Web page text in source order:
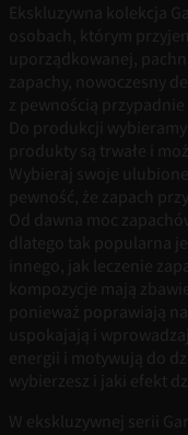
Ekskluzywna kolekcja
osobach, którym
uporządkowanej,
zapachy, nowoczesny
z pewnością przypadnie
Do produkcji
produkty są trwałe i
Wybieraj swoje
pewność, że zapach
Od dawna moc
dlatego tak popularna
innego, jak leczenie
kompozycje mają
ponieważ poprawiają
uspokajają i
energii i motywują do
wybierzesz i jaki efekt
W ekskluzywnej serii